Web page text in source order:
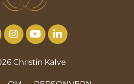
Christin Kalve